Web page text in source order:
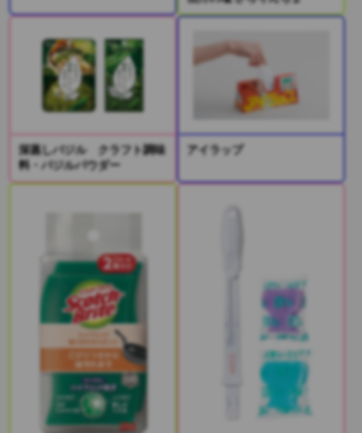
深蒸しバジル クラフト調味
料・バジルパウダー
アイラップ